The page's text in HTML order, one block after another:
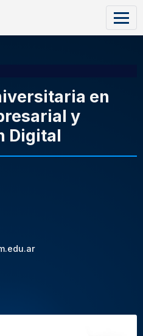
en
y
Digital